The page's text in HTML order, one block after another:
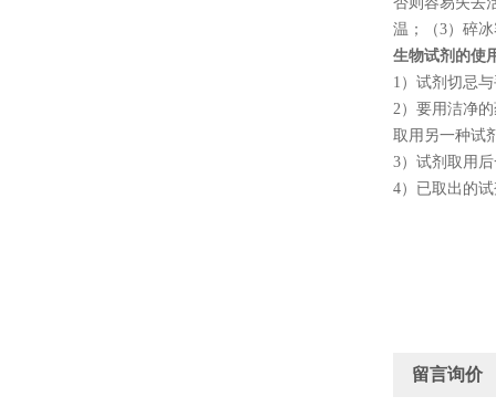
温；（3）碎
生物试剂的使
1 ）试剂切忌
2）要用洁净
取用另一种试
3）试剂取用
4）已取出的
留言询价